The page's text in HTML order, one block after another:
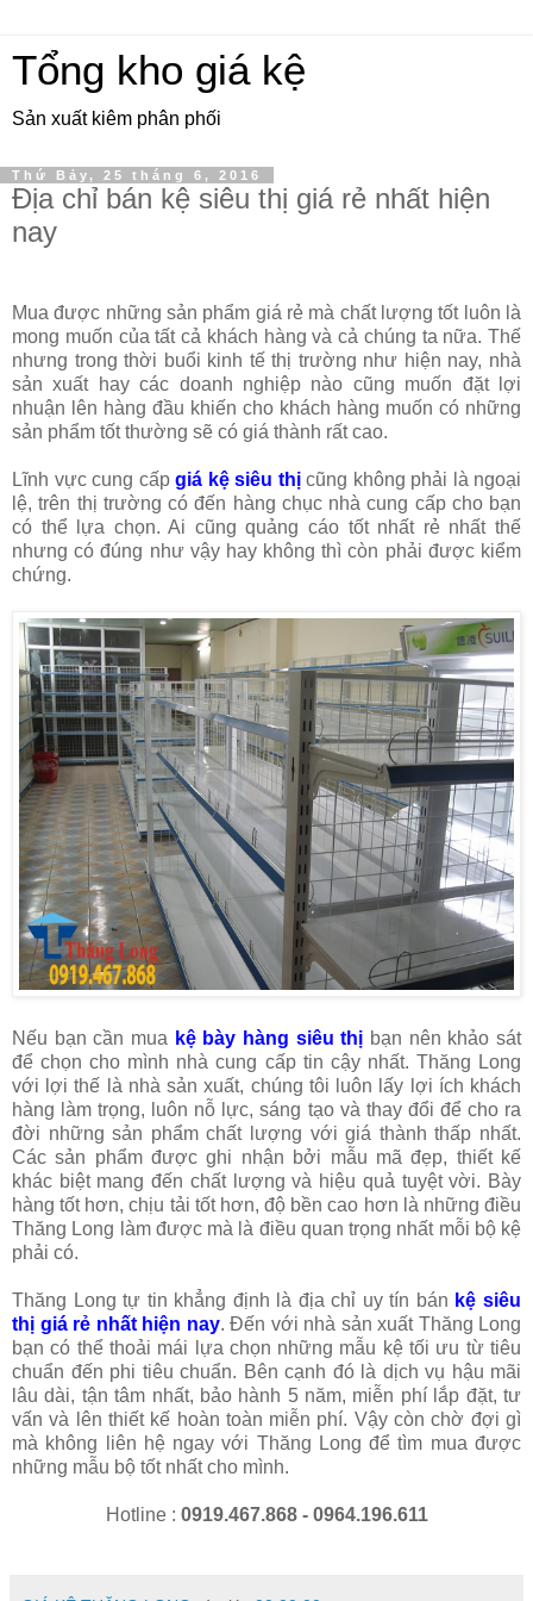
Tổng kho giá kệ
Sản xuất kiêm phân phối
Thứ Bảy, 25 tháng 6, 2016
Địa chỉ bán kệ siêu thị giá rẻ nhất hiện
nay
Mua được những sản phẩm giá rẻ mà chất lượng tốt luôn là
mong muốn của tất cả khách hàng và cả chúng ta nữa. Thế
nhưng trong thời buổi kinh tế thị trường như hiện nay, nhà
sản xuất hay các doanh nghiệp nào cũng muốn đặt lợi
nhuận lên hàng đầu khiến cho khách hàng muốn có những
sản phẩm tốt thường sẽ có giá thành rất cao.
Lĩnh vực cung cấp giá kệ siêu thịcũng không phải là ngoại
lệ, trên thị trường có đến hàng chục nhà cung cấp cho bạn
có thể lựa chọn. Ai cũng quảng cáo tốt nhất rẻ nhất thế
nhưng có đúng như vậy hay không thì còn phải được kiểm
chứng.
Nếu bạn cần mua kệ bày hàng siêu thị bạn nên khảo sát
để chọn cho mình nhà cung cấp tin cậy nhất. Thăng Long
với lợi thế là nhà sản xuất, chúng tôi luôn lấy lợi ích khách
hàng làm trọng, luôn nỗ lực, sáng tạo và thay đổi để cho ra
đời những sản phẩm chất lượng với giá thành thấp nhất.
Các sản phẩm được ghi nhận bởi mẫu mã đẹp, thiết kế
khác biệt mang đến chất lượng và hiệu quả tuyệt vời. Bày
hàng tốt hơn, chịu tải tốt hơn, độ bền cao hơn là những điều
Thăng Long làm được mà là điều quan trọng nhất mỗi bộ kệ
phải có.
Thăng Long tự tin khẳng định là địa chỉ uy tín bán kệ siêu
thị giá rẻ nhất hiện nay. Đến với nhà sản xuất Thăng Long
bạn có thể thoải mái lựa chọn những mẫu kệ tối ưu từ tiêu
chuẩn đến phi tiêu chuẩn. Bên cạnh đó là dịch vụ hậu mãi
lâu dài, tận tâm nhất, bảo hành 5 năm, miễn phí lắp đặt, tư
vấn và lên thiết kế hoàn toàn miễn phí. Vậy còn chờ đợi gì
mà không liên hệ ngay với Thăng Long để tìm mua được
những mẫu bộ tốt nhất cho mình.
Hotline : 0919.467.868 - 0964.196.611